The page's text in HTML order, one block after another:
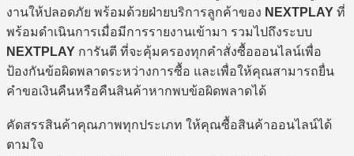
งานให้ปลอดภัย พร้อมด้วยฝ่ายบริการลูกค้าของ NEXTPLAY ที่
พร้อมดำเนินการเมื่อมีการรายงานเข้ามา รวมไปถึงระบบ
NEXTPLAY การันตี ที่จะคุ้มครองทุกคำสั่งซื้อออนไลน์เพื่อ
ป้องกันข้อผิดพลาดระหว่างการซื้อ และเพื่อให้คุณสามารถยื่น
คำขอเงินคืนหรือคืนสินค้าหากพบข้อผิดพลาดได้
คัดสรรสินค้าคุณภาพทุกประเภท ให้คุณซื้อสินค้าออนไลน์ได้
ตามใจ